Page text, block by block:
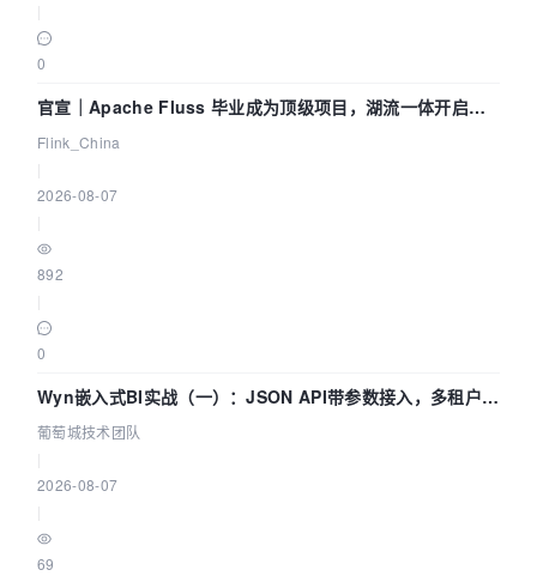
0
官宣｜Apache Fluss 毕业成为顶级项目，湖流一体开启
Agentic Lake 全面实时化时代
Flink_China
2026-08-07
892
0
Wyn嵌入式BI实战（一）：JSON API带参数接入，多租户数
据源配置指南 | 葡萄城技术团队
葡萄城技术团队
2026-08-07
69